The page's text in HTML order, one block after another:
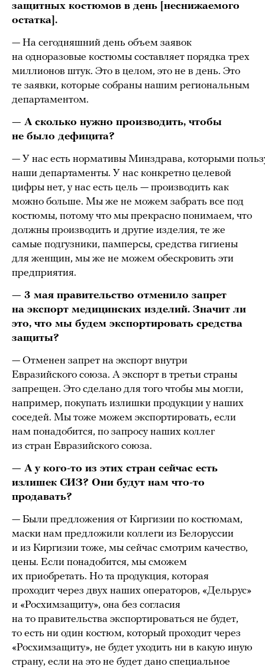
защитных костюмов в день [неснижаемого
остатка].
— На сегодняшний день объем заявок
на одноразовые костюмы составляет порядка трех
миллионов штук. Это в целом, это не в день. Это
те заявки, которые собраны нашим региональным
департаментом.
— А сколько нужно производить, чтобы
не было дефицита?
— У нас есть нормативы Минздрава, которыми
наши департаменты. У нас конкретно целевой
цифры нет, у нас есть цель — производить как
можно больше. Мы же не можем забрать все под
костюмы, потому что мы прекрасно понимаем, что
должны производить и другие изделия, те же
самые подгузники, памперсы, средства гигиены
для женщин, мы же не можем обескровить эти
предприятия.
— 3 мая правительство отменило запрет
на экспорт медицинских изделий. Значит ли
это, что мы будем экспортировать средства
защиты?
— Отменен запрет на экспорт внутри
Евразийского союза. А экспорт в третьи страны
запрещен. Это сделано для того чтобы мы могли,
например, покупать излишки продукции у наших
соседей. Мы тоже можем экспортировать, если
нам понадобится, по запросу наших коллег
из стран Евразийского союза.
— А у кого-то из этих стран сейчас есть
излишек СИЗ? Они будут нам что-то
продавать?
— Были предложения от Киргизии по костюмам,
маски нам предложили коллеги из Белоруссии
и из Киргизии тоже, мы сейчас смотрим качество,
цены. Если понадобится, мы сможем
их приобретать. Но та продукция, которая
проходит через двух наших операторов, «Дельрус»
и «Росхимзащиту», она без согласия
на то правительства экспортироваться не будет,
то есть ни один костюм, который проходит через
«Росхимзащиту», не будет уходить ни в какую иную
страну, если на это не будет дано специальное